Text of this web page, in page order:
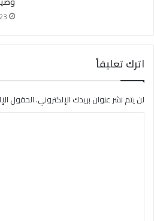
23 مارس 2023
اترك تعليقاً
لن يتم نشر عنوان بريدك الإلكتروني.الحقول